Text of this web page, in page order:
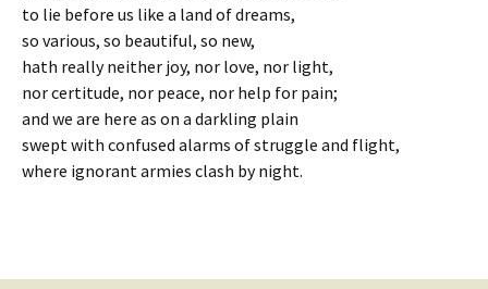
to lie before us like a land of dreams,
so various, so beautiful, so new,
hath really neither joy, nor love, nor light,
nor certitude, nor peace, nor help for pain;
and we are here as on a darkling plain
swept with confused alarms of struggle and flight,
where ignorant armies clash by night.